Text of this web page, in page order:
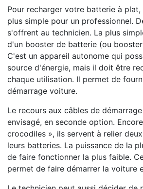
Pour recharger votre batterie à
plus simple pour un professionnel.
s'offrent au technicien. La plus
d'un booster de batterie (ou
C'est un appareil autonome qui
source d'énergie, mais il doit être
chaque utilisation. Il permet de
démarrage voiture.
Le recours aux câbles de
envisagé, en seconde option.
crocodiles », ils servent à relier
leurs batteries. La puissance de la
de faire fonctionner la plus faible.
permet de faire démarrer la voiture